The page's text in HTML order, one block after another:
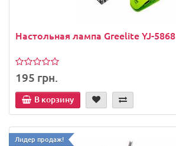
Настольная лампа Greelite YJ-5868
195 грн.
В корзину
Лидер продаж!